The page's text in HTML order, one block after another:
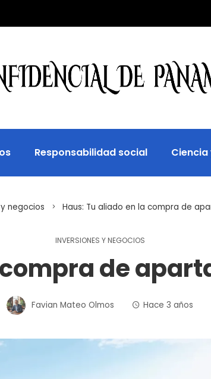
Responsabilidad social
negocios Haus: Tu aliado en la compra de
INVERSIONES Y NEGOCIOS
de
Favian Mateo Olmos Hace 3 años